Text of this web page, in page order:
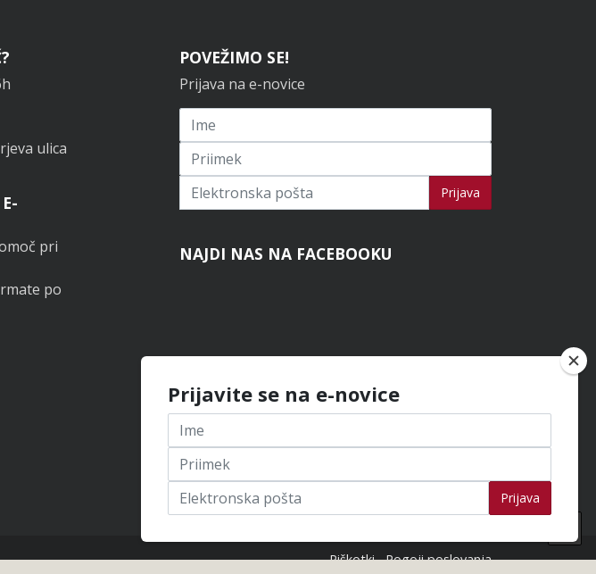
ulica
pri
po
POVEŽIMO SE!
Prijava na e-novice
Prijavi se na novice Prijava
NAJDI NAS NA FACEBOOKU
Piškotki Pogoji poslovanja
na
Prijavite se na e-novice
Prijava